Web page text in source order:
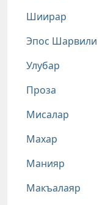
Шиирар
Эпос Шарвили
Улубар
Проза
Мисалар
Махар
Манияр
Макъалаяр